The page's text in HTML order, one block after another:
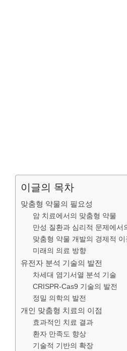
이글의 목차
맞춤형 약물의 필요성
암 치료에서의 맞춤형 약물
만성 질환과 심리적 문제에서
맞춤형 약물 개발의 경제적 이
미래의 의료 방향
유전자 분석 기술의 발전
차세대 염기서열 분석 기술
CRISPR-Cas9 기술의 발전
정밀 의학의 발전
개인 맞춤형 치료의 이점
효과적인 치료 결과
환자 만족도 향상
기술적 기반의 확장